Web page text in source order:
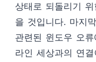
상태로 되돌리기
을 것입니다. 마지
관련된 윈도우 오
라인 세상과의 연